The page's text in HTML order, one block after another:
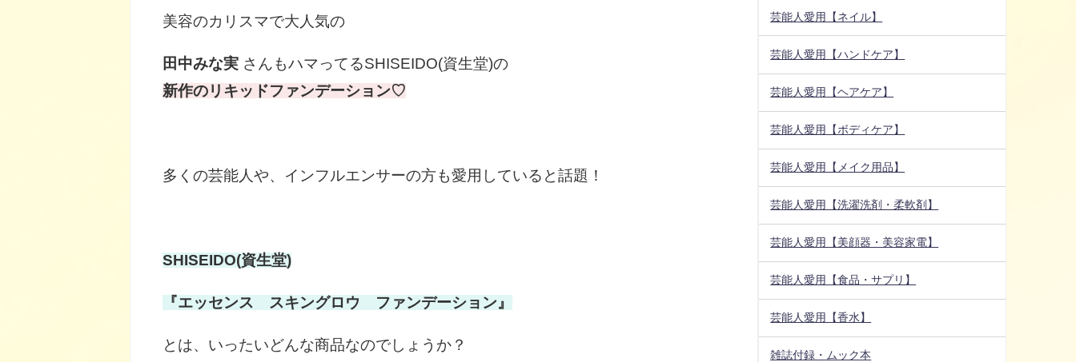
美容のカリスマで大人気の
田中みな実 さんもハマってるSHISEIDO(資生堂)の
新作のリキッドファンデーション♡
多くの芸能人や、インフルエンサーの方も愛用していると話題！
SHISEIDO(資生堂)
『エッセンス スキングロウ ファンデーション』
とは、いったいどんな商品なのでしょうか？
芸能人愛用【ネイル】
芸能人愛用【ハンドケア】
芸能人愛用【ヘアケア】
芸能人愛用【ボディケア】
芸能人愛用【メイク用品】
芸能人愛用【洗濯洗剤・柔軟剤】
芸能人愛用【美顔器・美容家電】
芸能人愛用【食品・サプリ】
芸能人愛用【香水】
雑誌付録・ムック本